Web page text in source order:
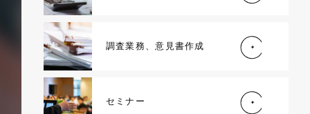
調査業務、意見書作成
セミナー